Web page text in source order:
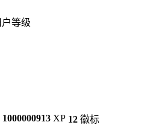
1000000913 XP 12 徽标